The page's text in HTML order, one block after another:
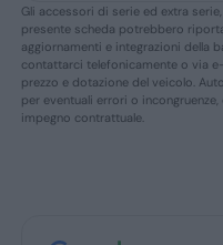
Gli accessori di serie ed extra
presente scheda potrebbero
aggiornamenti e integrazioni della
contattarci telefonicamente o via
prezzo e dotazione del veicolo.
per eventuali errori o
impegno contrattuale.